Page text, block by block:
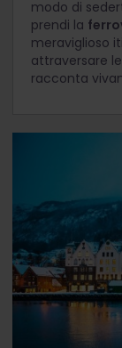
modo di
prendi la
meraviglioso
attraversare
racconta